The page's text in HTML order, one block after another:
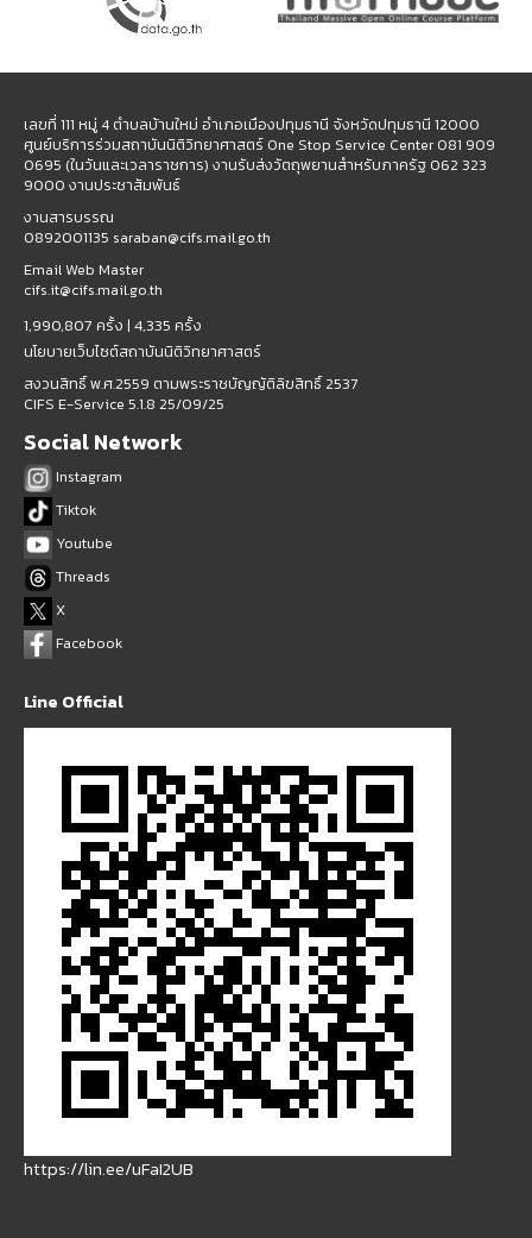
เลขที่ 111 หมู่ 4 ตำบลบ้านใหม่ อำเภอเมืองปทุมธานี จังหวัดปทุมธานี 12000
ศูนย์บริการร่วมสถาบันนิติวิทยาศาสตร์ One Stop Service Center 081 909
0695 (ในวันและเวลาราชการ) งานรับส่งวัตถุพยานสำหรับภาครัฐ 062 323
9000 งานประชาสัมพันธ์
งานสารบรรณ
0892001135 saraban@cifs.mail.go.th
Email Web Master
cifs.it@cifs.mail.go.th
1,990,807 ครั้ง | 4,335 ครั้ง
นโยบายเว็บไซต์สถาบันนิติวิทยาศาสตร์
สงวนสิทธิ์ พ.ศ.2559 ตามพระราชบัญญัติลิขสิทธิ์ 2537
CIFS E-Service 5.1.8 25/09/25
Social Network
Instagram
Tiktok
Youtube
Threads
X
Facebook
Line Official
https://lin.ee/uFaI2UB